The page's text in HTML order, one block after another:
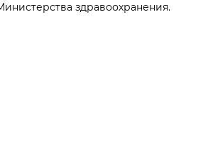
здравоохранения.